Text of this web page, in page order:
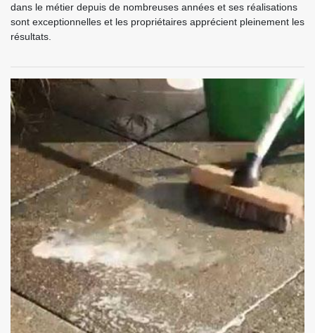
dans le métier depuis de nombreuses années et ses réalisations
sont exceptionnelles et les propriétaires apprécient pleinement les
résultats.